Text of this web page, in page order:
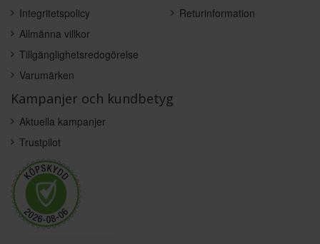
Integritetspolicy
Allmänna villkor
Tillgänglighetsredogörelse
Varumärken
Returinformation
Kampanjer och kundbetyg
Aktuella kampanjer
Trustpilot